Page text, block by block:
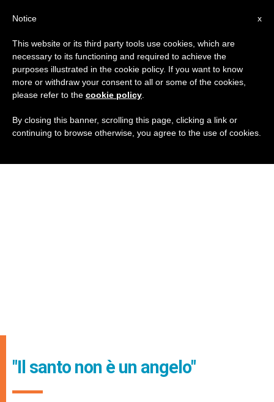
"Il santo non è un angelo"
x
Notice
This website or its third party tools use cookies, which are
necessary to its functioning and required to achieve the
purposes illustrated in the cookie policy. If you want to know
more or withdraw your consent to all or some of the cookies,
please refer to the cookie policy
By closing this banner, scrolling this page, clicking a link or
continuing to browse otherwise, you agree to the use of cookies.